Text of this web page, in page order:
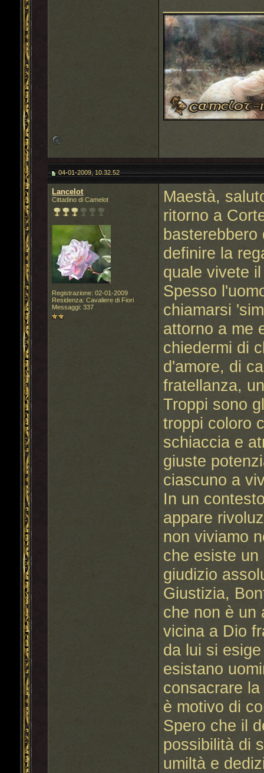
04-01-2009, 10.32.52
Lancelot
Cittadino di Camelot
Registrazione: 02-01-2009
Residenza: Cavaliere di Fiori
Messaggi: 337
Maestà,
ritorno a
basterebbero
definire la
quale vivete
Spesso
chiamarsi
attorno a me
chiedermi di
d'amore, di
fratellanza,
Troppi sono
troppi coloro
schiaccia e
giuste
ciascuno a
In un
appare
non viviamo
che esiste un
giudizio
Giustizia,
che non è un
vicina a Dio
da lui si
esistano
consacrare
è motivo di
Spero che il
possibilità di
umiltà e